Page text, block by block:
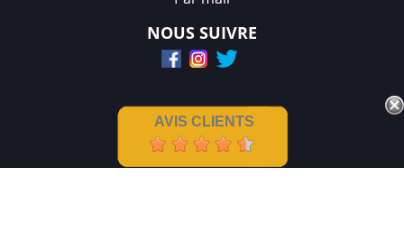
NOUS SUIVRE
AVIS CLIENTS